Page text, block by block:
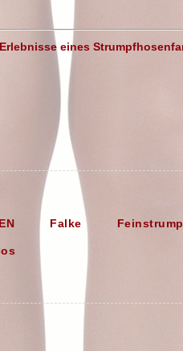
eines
Falke